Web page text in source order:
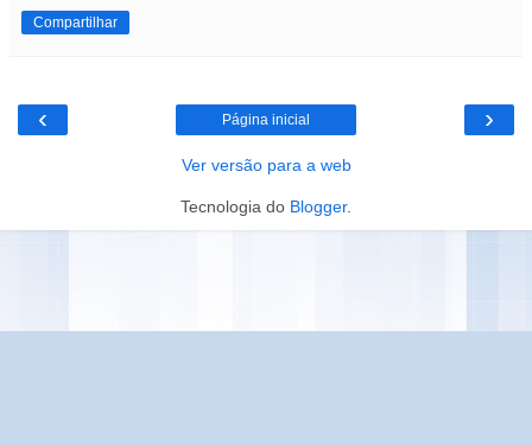
Compartilhar
‹ ›
Página inicial
Ver versão para a web
Tecnologia do Blogger.